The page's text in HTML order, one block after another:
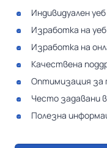
Индивидуален
Изработка на
Изработка на
Качествена
Оптимизация за
Често задавани
Полезна